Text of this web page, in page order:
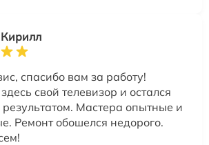
спасибо вам за работу!
свой телевизор и остался
Мастера опытные и
Ремонт обошелся недорого.